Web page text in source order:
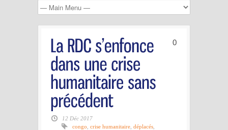
0
12 Déc 2017
congo crise humanitaire déplacés